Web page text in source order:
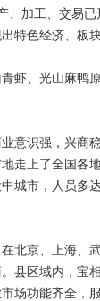
、加工、交易
特色经济、板
、光山麻鸭原
识强，兴商稳
走上了全国各
城市，人员多
京、上海、武
县区域内，宝
场功能齐全，